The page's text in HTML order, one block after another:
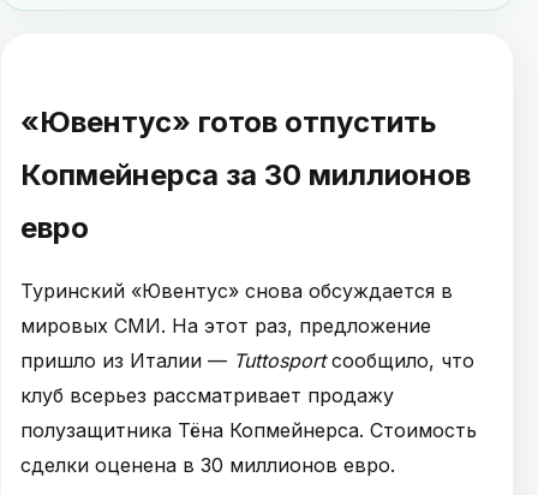
«Ювентус» готов отпустить
Копмейнерса за 30 миллионов
евро
Туринский «Ювентус» снова обсуждается в
мировых СМИ. На этот раз, предложение
пришло из Италии — Tuttosportсообщило, что
клуб всерьез рассматривает продажу
полузащитника Тёна Копмейнерса. Стоимость
сделки оценена в 30 миллионов евро.